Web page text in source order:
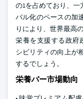
の1を占めており、
バル化のペースの加
りにより、世界最高
栄養を支援する政府
シビリティの向上が
するでしょう。
栄養バー市場動向